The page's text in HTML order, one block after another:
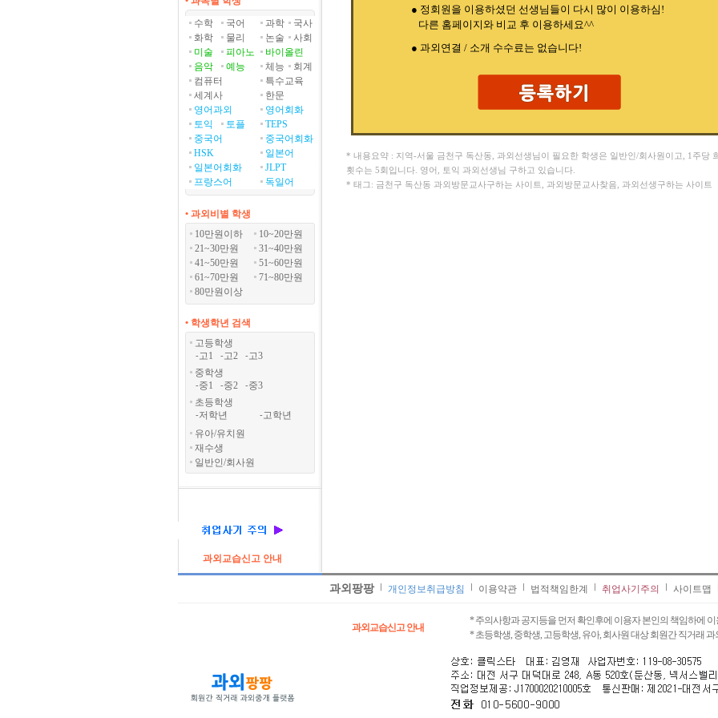
수학
국어 과학
국사
화학
물리 논술
사회
미술
피아노
바이올린
음악
예능 체능
회계
컴퓨터
특수교육
세계사
한문
영어과외
영어회화
토익
토플
TEPS
중국어
중국어회화
HSK
일본어
일본어회화
JLPT
프랑스어
독일어
• 과외비별 학생
10만원이하
10~20만원
21~30만원
31~40만원
41~50만원
51~60만원
61~70만원
71~80만원
80만원이상
• 학생학년 검색
고등학생
-고1 -고2 -고3
중학생
-중1 -중2 -중3
초등학생
-저학년 -고학년
유아/유치원
재수생
일반인/회사원
과외교습신고 안내
● 정회원을 이용하셨던 선생님들이 다시 많이 이용하심!
다른 홈페이지와 비교 후 이용하세요^^
● 과외연결 / 소개 수수료는 없습니다!
* 내용요약 : 지역-서울 금천구 독산동, 과외선생님이 필요한 학생은 일반인/회사원이고, 1주당
횟수는 5회입니다. 영어, 토익 과외선생님 구하고 있습니다.
* 태그: 금천구 독산동 과외방문교사구하는 사이트, 과외방문교사찾음, 과외선생구하는 사이트
과외팡팡 개인정보취급방침 이용약관 법적책임한계 취업사기주의 사이트맵
과외교습신고 안내
* 주의사항과 공지등을 먼저 확인후에 이용자 본인의 책임하에
* 초등학생, 중학생, 고등학생, 유아, 회사원 대상 회원간 직거래